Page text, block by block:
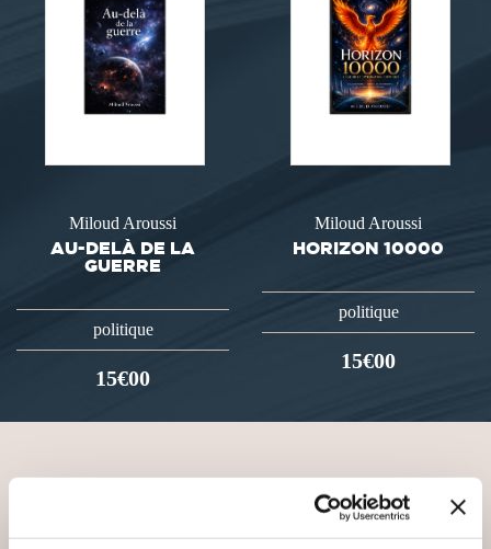
Miloud Aroussi
AU-DELÀ DE LA
GUERRE
politique
15€00
Miloud Aroussi
HORIZON 10000
politique
15€00
VOUS AIMEREZ AUSSI